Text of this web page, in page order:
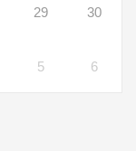
29 30
5 6